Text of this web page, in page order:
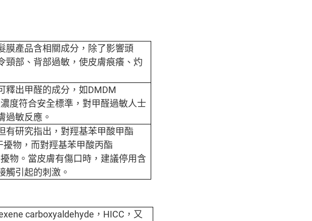
膜產品含相關成分，除了影響頭
頸部、背部過敏，使皮膚痕癢、灼
釋出甲醛的成分，如DMDM
度符合安全標準，對甲醛過敏人士
過敏反應。
有研究指出，對羥基苯甲酸甲酯
擾物，而對羥基苯甲酸丙酯
物。當皮膚有傷口時，建議停用含
觸引起的刺激。
carboxyaldehyde，HICC，又